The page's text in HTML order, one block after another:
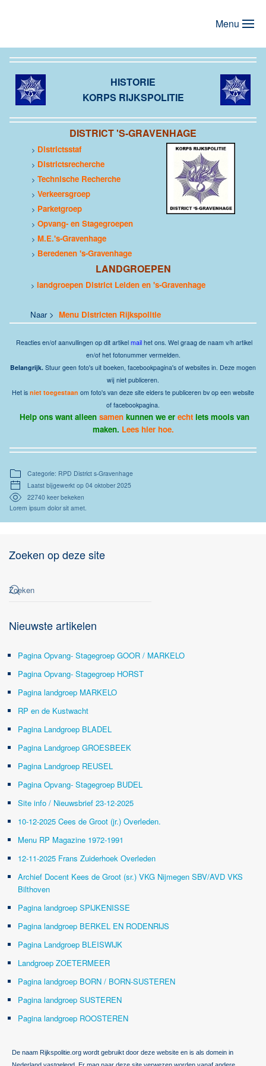
Menu
HISTORIE
KORPS RIJKSPOLITIE
DISTRICT 'S-GRAVENHAGE
> Districtsstaf
> Districtsrecherche
> Technische Recherche
> Verkeersgroep
> Parketgroep
> Opvang- en Stagegroepen
> M.E.'s-Gravenhage
> Beredenen 's-Gravenhage
LANDGROEPEN
> landgroepen District Leiden en 's-Gravenhage
Naar > Menu Districten Rijkspolitie
Reactiesen/of aanvullingen op dit artikel mail het ons. Wel graag de naam v/h artikel
en/of het fotonummer vermelden.
Belangrijk. Stuur geen foto's uit boeken, facebookpagina's of websites in. Deze mogen
wij niet publiceren.
Het is niet toegestaan om foto's van deze site elders te publiceren bv op een website
of facebookpagina.
Help ons want alleen samenkunnen we er echtiets moois van
maken. Lees hier hoe.
Categorie: RPD District s-Gravenhage
Laatst bijgewerkt op 04 oktober 2025
22740 keer bekeken
Lorem ipsum dolor sit amet.
Zoeken op deze site
Nieuwste artikelen
Pagina Opvang- Stagegroep GOOR / MARKELO
Pagina Opvang- Stagegroep HORST
Pagina landgroep MARKELO
RP en de Kustwacht
Pagina Landgroep BLADEL
Pagina Landgroep GROESBEEK
Pagina Landgroep REUSEL
Pagina Opvang- Stagegroep BUDEL
Site info / Nieuwsbrief 23-12-2025
10-12-2025 Cees de Groot (jr.) Overleden.
Menu RP Magazine 1972-1991
12-11-2025 Frans Zuiderhoek Overleden
Archief Docent Kees de Groot (sr.) VKG Nijmegen SBV/AVD VKS
Bilthoven
Pagina landgroep SPIJKENISSE
Pagina landgroep BERKEL EN RODENRIJS
Pagina Landgroep BLEISWIJK
Landgroep ZOETERMEER
Pagina landgroep BORN / BORN-SUSTEREN
Pagina landgroep SUSTEREN
Pagina landgroep ROOSTEREN
De naam Rijkspolitie.org wordt gebruikt door deze website en is als domein in